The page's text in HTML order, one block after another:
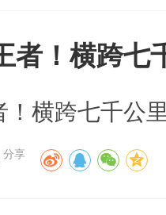
者！横跨七
！横跨七千公
分享